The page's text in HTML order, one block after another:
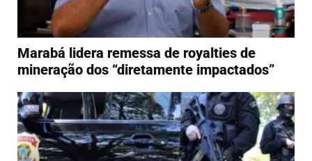
Marabá lidera remessa de royalties de
mineração dos “diretamente impactados”